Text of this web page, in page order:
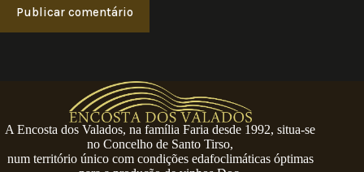
Publicar comentário
A Encosta dos Valados, na família Faria desde 1992, situa-se
no Concelho de Santo Tirso,
num território único com condições edafoclimáticas óptimas